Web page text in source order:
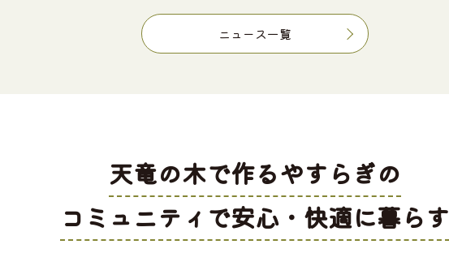
ニュース一覧
天竜の木で作るやすらぎの
コミュニティで安心・快適に暮らす